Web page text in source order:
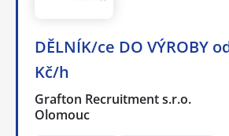
DĚLNÍK/ce DO VÝROBY
Kč/h
Grafton Recruitment s.r.o.
Olomouc